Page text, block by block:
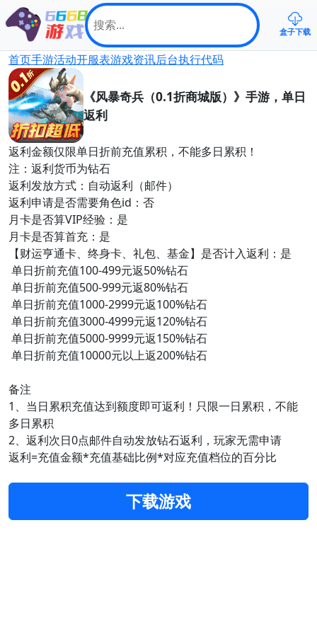
盒子下载
首页手游活动开服表游戏资讯后台执行代码
《风暴奇兵（0.1折商城版）》手游，单日
返利
返利金额仅限单日折前充值累积，不能多日累积！
注：返利货币为钻石
返利发放方式：自动返利（邮件）
返利申请是否需要角色id：否
月卡是否算VIP经验：是
月卡是否算首充：是
【财运亨通卡、终身卡、礼包、基金】是否计入返利：是
单日折前充值100-499元返50%钻石
单日折前充值500-999元返80%钻石
单日折前充值1000-2999元返100%钻石
单日折前充值3000-4999元返120%钻石
单日折前充值5000-9999元返150%钻石
单日折前充值10000元以上返200%钻石
备注
1、当日累积充值达到额度即可返利！只限一日累积，不能
多日累积
2、返利次日0点邮件自动发放钻石返利，玩家无需申请
返利=充值金额*充值基础比例*对应充值档位的百分比
下载游戏